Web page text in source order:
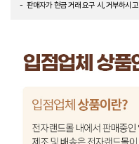
판매자가 현금 거래 요구 시, 거부하시고